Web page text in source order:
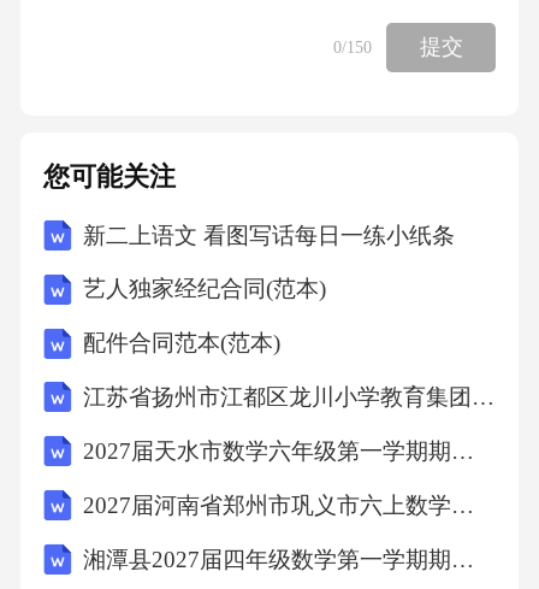
和第3幅钢箱梁顶板宽度为13.25m,除两侧悬臂宽
度均为3.5m外，其他构造均与第1幅和第4幅钢
质砂岩③2作为基础持力层。4幅桥的1号和2号
墩均采用4根直径1.8m的钻孔桩，桩长50m。墩
身均采用钢筋混凝土板式桥墩，墩身横桥向宽6.
m，M3.5m。（2）桥台及基础本桥桥台均采用
肋板台，桥台基础采用钻孔灌注桩，选择中风
化泥质砂岩③2作为基础持力层。4幅桥的0号和
3号台均采用4根直径1.2m的钻孔桩，桩长45m。
设置本桥在四幅桥梁中跨（180m主跨）处设置
0/150 提交
您可能关注
新二上语文 看图写话每日一练小纸条
艺人独家经纪合同(范本)
配件合同范本(范本)
江苏省扬州市江都区龙川小学教育集团2027届数学三上期末含解析
2027届天水市数学六年级第一学期期末综合测试模拟试题含解析
2027届河南省郑州市巩义市六上数学期末达标检测试题含解析
湘潭县2027届四年级数学第一学期期末质量检测试题含解析